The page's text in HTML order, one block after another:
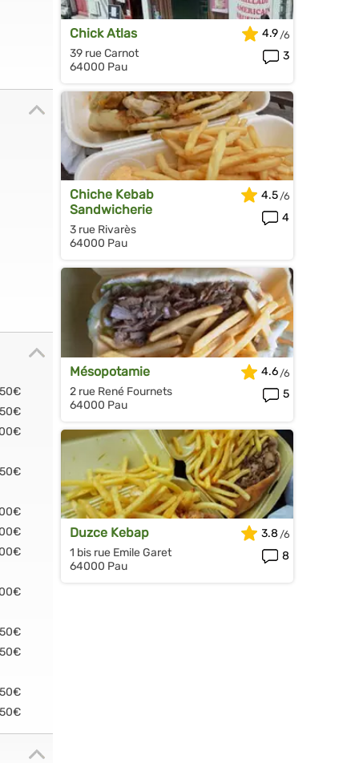
Chick Atlas
39 rue Carnot
64000 Pau
4.9
3
Chiche Kebab
Sandwicherie
3 rue Rivarès
64000 Pau
4.5
4
Mésopotamie
2 rue René Fournets
64000 Pau
4.6
5
Duzce Kebap
1 bis rue Emile Garet
64000 Pau
3.8
8